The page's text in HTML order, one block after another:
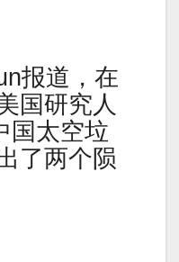
报道，在
国研究人
国太空垃
了两个陨